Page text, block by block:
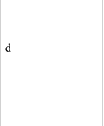
d